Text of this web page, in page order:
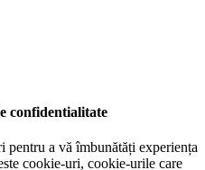
confidentialitate
pentru a vă îmbunătăți experiența
cookie-uri, cookie-urile care